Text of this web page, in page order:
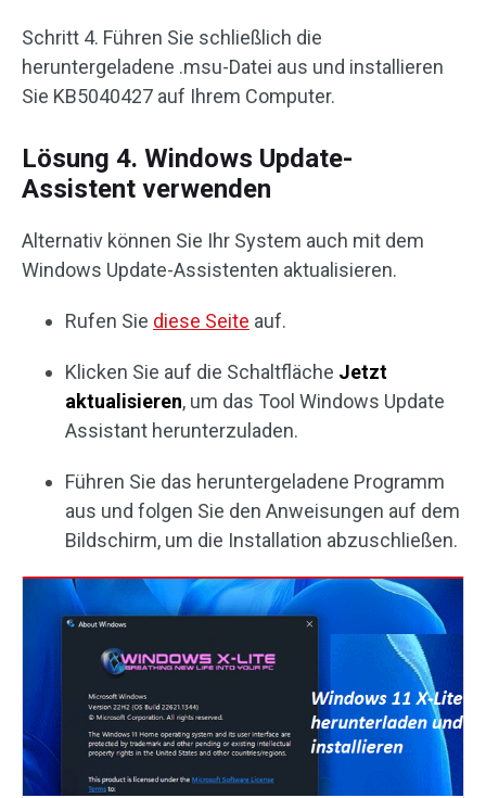
Schritt 4. Führen Sie schließlich die
heruntergeladene .msu-Datei aus und installieren
Sie KB5040427 auf Ihrem Computer.
Lösung 4. Windows Update-
Assistent verwenden
Alternativ können Sie Ihr System auch mit dem
Windows Update-Assistenten aktualisieren.
Rufen Sie diese Seite auf.
Klicken Sie auf die Schaltfläche Jetzt
aktualisieren, um das Tool Windows Update
Assistant herunterzuladen.
Führen Sie das heruntergeladene Programm
aus und folgen Sie den Anweisungen auf dem
Bildschirm, um die Installation abzuschließen.